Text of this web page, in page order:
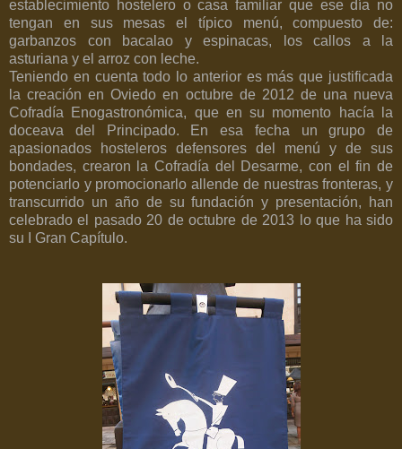
establecimiento hostelero o casa familiar que ese día no
tengan en sus mesas el típico menú, compuesto de:
garbanzos con bacalao y espinacas, los callos a la
asturiana y el arroz con leche.
Teniendo en cuenta todo lo anterior es más que justificada
la creación en Oviedo en octubre de 2012 de una nueva
Cofradía Enogastronómica, que en su momento hacía la
doceava del Principado. En esa fecha un grupo de
apasionados hosteleros defensores del menú y de sus
bondades, crearon la Cofradía del Desarme, con el fin de
potenciarlo y promocionarlo allende de nuestras fronteras, y
transcurrido un año de su fundación y presentación, han
celebrado el pasado 20 de octubre de 2013 lo que ha sido
su I Gran Capítulo.